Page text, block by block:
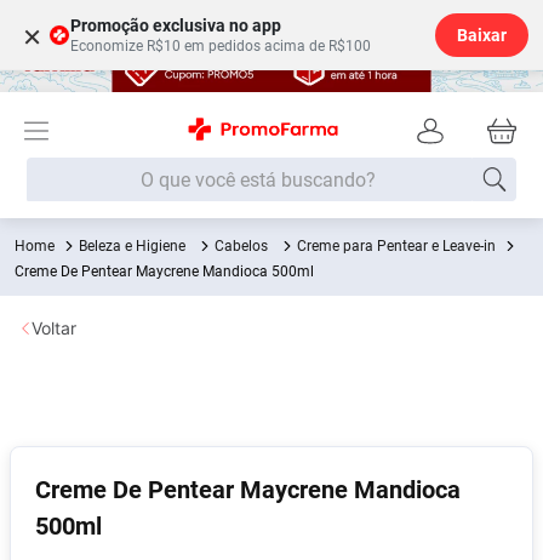
× Promoção exclusiva no app
Economize R$10 em pedidos acima de R$100
Baixar
O que você está buscando?
Beleza e Higiene Cabelos
Creme para Pentear e Leave-in
Creme De Pentear Maycrene Mandioca 500ml
Creme De Pentear Maycrene Mandioca
500ml
Voltar
Termos mais buscados
1º Fralda
2
6º Desodorante
7º